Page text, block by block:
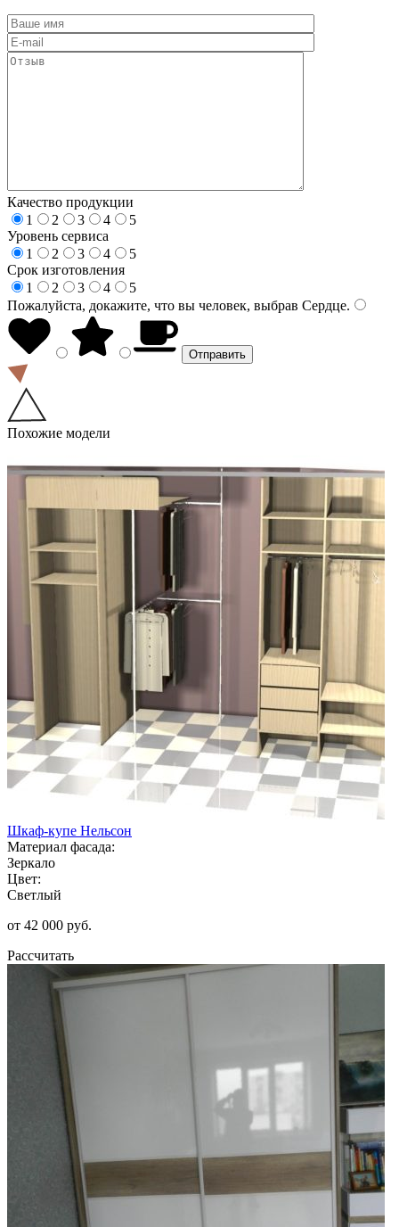
Качество продукции
1
2 3 4
5
Уровень сервиса
1
2 3 4
5
Срок изготовления
1
2 3 4
5
Пожалуйста, докажите, что вы человек, выбрав Сердце.
Похожие модели
Шкаф-купе Нельсон
Материал фасада:
Зеркало
Цвет:
Светлый
от 42 000 руб.
Рассчитать